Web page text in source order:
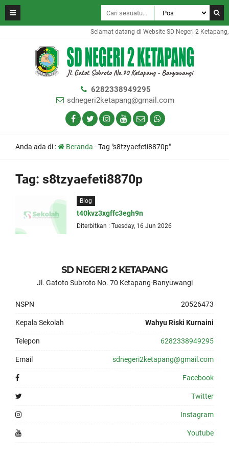
Selamat datang di Website SD Negeri 2
6282338949295
sdnegeri2ketapang@gmail.com
Anda ada di : Beranda -Tag "s8tzyaefeti8870p"
Tag: s8tzyaefeti8870p
Blog
t40kvz3xgffc3egh9n
Diterbitkan : Tuesday, 16 Jun 2026
SD NEGERI 2 KETAPANG
Jl. Gatoto Subroto No. 70 Ketapang-Banyuwangi
NSPN 20526473
Kepala Sekolah Wahyu Riski Kurnaini
Telepon 6282338949295
Email sdnegeri2ketapang@gmail.com
Facebook
Twitter
Instagram
Youtube